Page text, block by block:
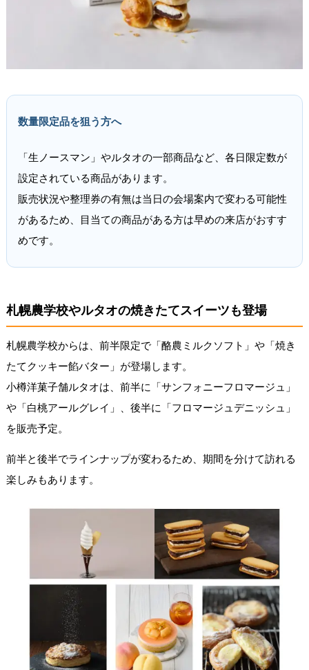
数量限定品を狙う方へ
「生ノースマン」やルタオの一部商品など、各日限定数が
設定されている商品があります。
販売状況や整理券の有無は当日の会場案内で変わる可能性
があるため、目当ての商品がある方は早めの来店がおすす
めです。
札幌農学校やルタオの焼きたてスイーツも登場
札幌農学校からは、前半限定で「酪農ミルクソフト」や「焼き
たてクッキー餡バター」が登場します。
小樽洋菓子舗ルタオは、前半に「サンフォニーフロマージュ」
や「白桃アールグレイ」、後半に「フロマージュデニッシュ」
を販売予定。
前半と後半でラインナップが変わるため、期間を分けて訪れる
楽しみもあります。